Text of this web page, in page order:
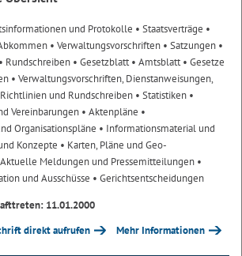
und Protokolle • Staatsverträge •
• Verwaltungsvorschriften • Satzungen •
• Rundschreiben • Gesetzblatt• Amtsblatt• Gesetze
• Verwaltungsvorschriften, Dienstanweisungen,
und Rundschreiben • Statistiken •
Vereinbarungen • Aktenpläne •
Organisationspläne • Informationsmaterial und
Konzepte • Karten, Pläne und Geo-
Meldungen und Pressemitteilungen •
und Ausschüsse • Gerichtsentscheidungen
11.01.2000
direkt aufrufen Mehr Informationen